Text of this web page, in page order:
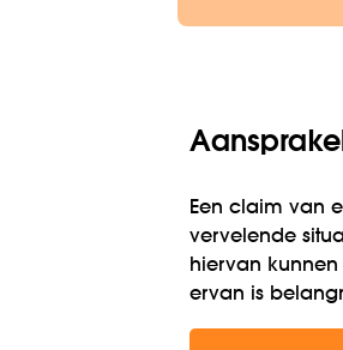
Een claim van
vervelende
hiervan
ervan is